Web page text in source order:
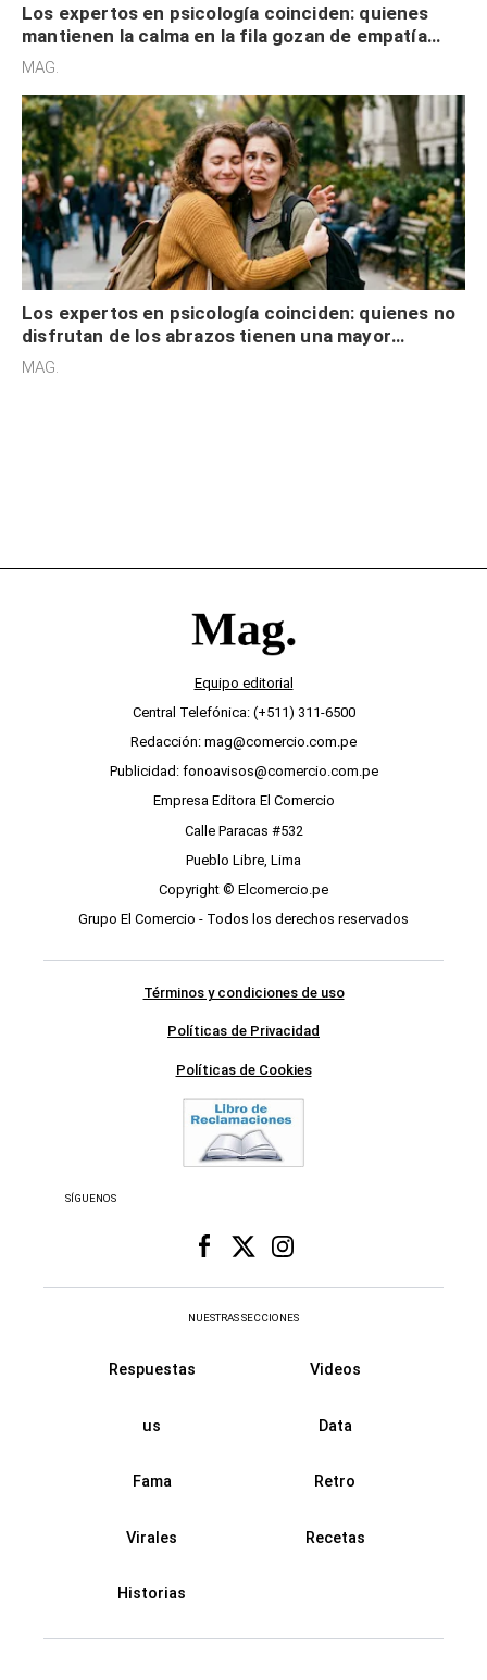
Los expertos en psicología coinciden: quienes
mantienen la calma en la fila gozan de empatía
cognitiva, gratitud y no solo tienen autocontrol
MAG.
Los expertos en psicología coinciden: quienes no
disfrutan de los abrazos tienen una mayor
sensibilidad a los estímulos físicos y no es por
MAG.
Equipo editorial
Central Telefónica: (+511) 311-6500
Redacción: mag@comercio.com.pe
Publicidad: fonoavisos@comercio.com.pe
Empresa Editora El Comercio
Calle Paracas #532
Pueblo Libre, Lima
Copyright © Elcomercio.pe
Grupo El Comercio - Todos los derechos reservados
Términos y condiciones de uso
Políticas de Privacidad
Políticas de Cookies
SÍGUENOS
NUESTRAS SECCIONES
Respuestas Videos
us Data
Fama Retro
Virales Recetas
Historias